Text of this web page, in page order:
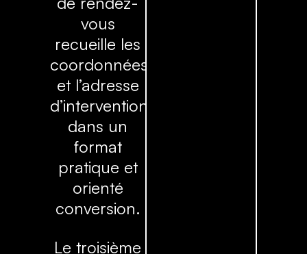
vous
recueille les
coordonnées
et l’adresse
d’intervention
dans un
format
pratique et
orienté
conversion.
Le troisième